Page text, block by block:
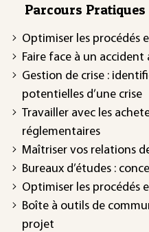
Parcours Pratiques
Optimiser les procédés
Faire face à un
Gestion de crise :
potentielles d’une crise
Travailler avec les
réglementaires
Maîtriser vos relations
Bureaux d’études :
Optimiser les procédés
Boîte à outils de
projet